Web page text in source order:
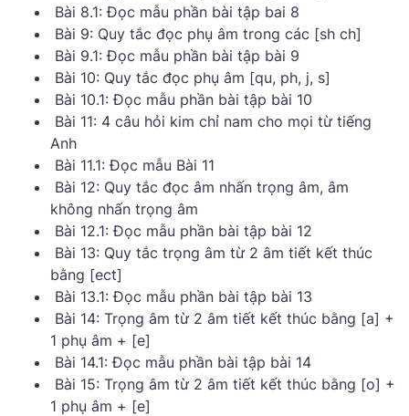
Bài 8.1: Đọc mẫu phần bài tập bai 8
Bài 9: Quy tắc đọc phụ âm trong các [sh ch]
Bài 9.1: Đọc mẫu phần bài tập bài 9
Bài 10: Quy tắc đọc phụ âm [qu, ph, j, s]
Bài 10.1: Đọc mẫu phần bài tập bài 10
Bài 11: 4 câu hỏi kim chỉ nam cho mọi từ tiếng
Anh
Bài 11.1: Đọc mẫu Bài 11
Bài 12: Quy tắc đọc âm nhấn trọng âm, âm
không nhấn trọng âm
Bài 12.1: Đọc mẫu phần bài tập bài 12
Bài 13: Quy tắc trọng âm từ 2 âm tiết kết thúc
bằng [ect]
Bài 13.1: Đọc mẫu phần bài tập bài 13
Bài 14: Trọng âm từ 2 âm tiết kết thúc bằng [a] +
1 phụ âm + [e]
Bài 14.1: Đọc mẫu phần bài tập bài 14
Bài 15: Trọng âm từ 2 âm tiết kết thúc bằng [o] +
1 phụ âm + [e]